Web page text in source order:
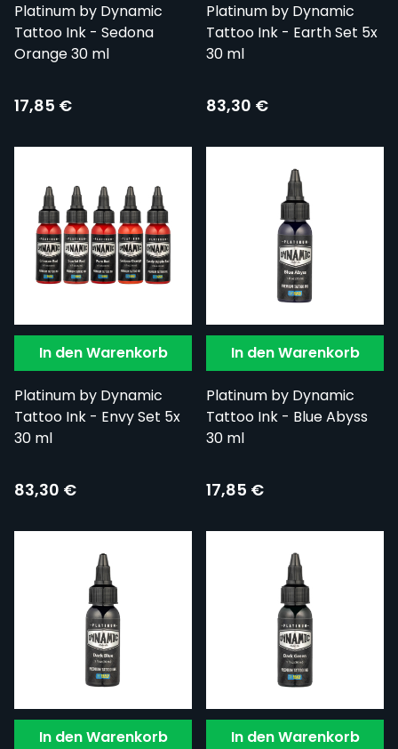
Platinum by Dynamic
Tattoo Ink - Sedona
Orange 30 ml
17,85 €
Platinum by Dynamic
Tattoo Ink - Earth Set 5x
30 ml
83,30 €
In den Warenkorb
Platinum by Dynamic
Tattoo Ink - Envy Set 5x
30 ml
83,30 €
In den Warenkorb
Platinum by Dynamic
Tattoo Ink - Blue Abyss
30 ml
17,85 €
In den Warenkorb In den Warenkorb